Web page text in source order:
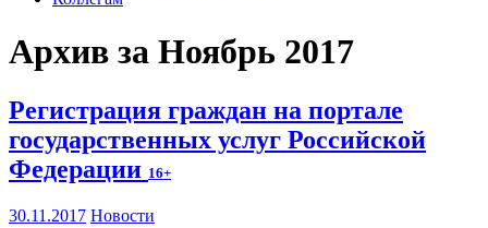
Архив за Ноябрь 2017
Регистрация граждан на портале
государственных услуг Российской
Федерации 16+
30.11.2017 Новости